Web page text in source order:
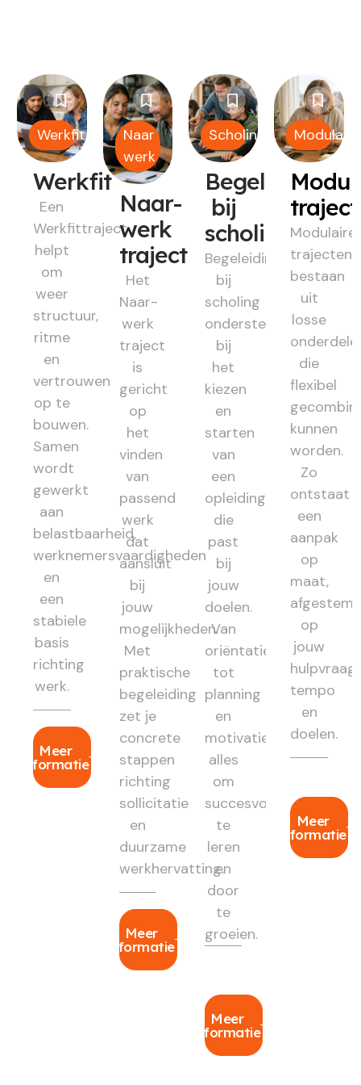
Werkfit
Werkfit
Een
Werkfittraject
helpt
om
weer
structuur,
ritme
en
vertrouwen
op te
bouwen.
Samen
wordt
gewerkt
aan
belastbaarheid,
werknemersvaardigheden
en
een
stabiele
basis
richting
werk.
Meer
informatie
Naar
werk
Naar-
werk
traject
Het
Naar-
werk
traject
is
gericht
op
het
vinden
van
passend
werk
dat
aansluit
bij
jouw
mogelijkheden.
Met
praktische
begeleiding
zet je
concrete
stappen
richting
sollicitatie
en
duurzame
werkhervatting.
Meer
informatie
Scholing
Begeleiding
bij
scholing
Begeleiding
bij
scholing
ondersteunt
bij
het
kiezen
en
starten
van
een
opleiding
die
past
bij
jouw
doelen.
Van
oriëntatie
tot
planning
en
motivatie:
alles
om
succesvol
te
leren
en
door
te
groeien.
Meer
informatie
Modulair
Modulaire
trajecten
bestaan
uit
losse
die
flexibel
kunnen
worden.
Zo
ontstaat
een
aanpak
op
maat,
op
jouw
hulpvraag,
tempo
en
doelen.
Meer
informatie